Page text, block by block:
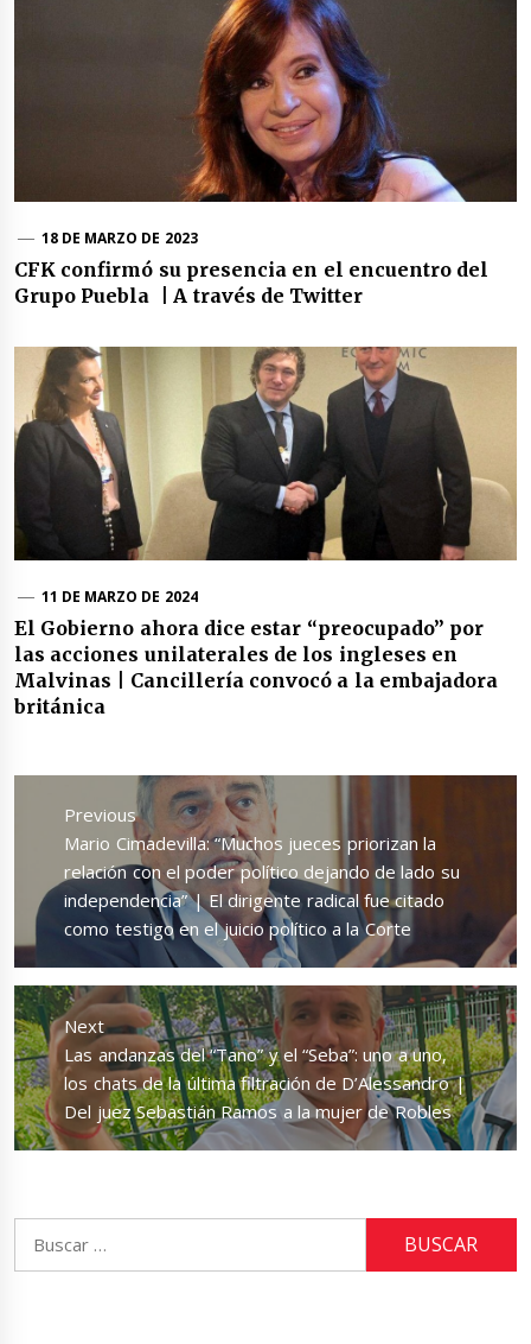
18 DE MARZO DE 2023
CFK confirmó su presencia en el encuentro del
Grupo Puebla | A través de Twitter
11 DE MARZO DE 2024
El Gobierno ahora dice estar “preocupado” por
las acciones unilaterales de los ingleses en
Malvinas | Cancillería convocó a la embajadora
británica
Navegación
entradas
Previous
Previous
post:
Mario Cimadevilla: “Muchos jueces priorizan la
relación con el poder político dejando de lado su
independencia” | El dirigente radical fue citado
como testigo en el juicio político a la Corte
Next
Next
post:
Las andanzas del “Tano” y el “Seba”: uno a uno,
los chats de la última filtración de D’Alessandro |
Del juez Sebastián Ramos a la mujer de Robles